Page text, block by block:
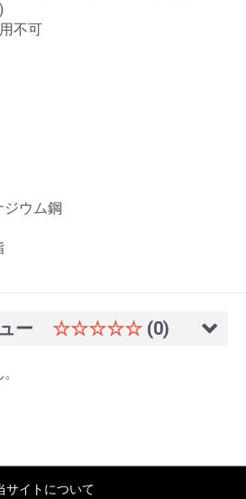
不可
ジウム鋼
ー ☆☆☆☆☆ (0)
サイトについて